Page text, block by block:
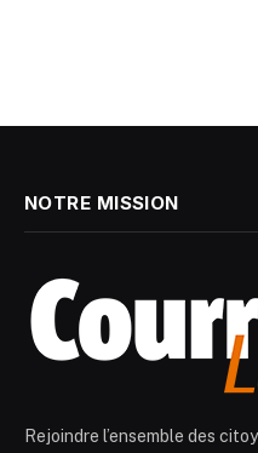
NOTRE MISSION
Rejoindre l’ensemble des